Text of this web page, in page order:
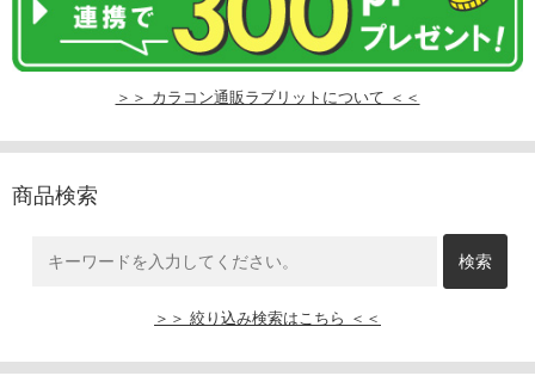
＞＞ カラコン通販ラブリットについて ＜＜
商品検索
＞＞ 絞り込み検索はこちら ＜＜